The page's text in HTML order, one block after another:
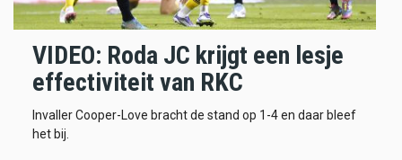
VIDEO: Roda JC krijgt een lesje
effectiviteit van RKC
Invaller Cooper-Love bracht de stand op 1-4 en daar bleef
het bij.